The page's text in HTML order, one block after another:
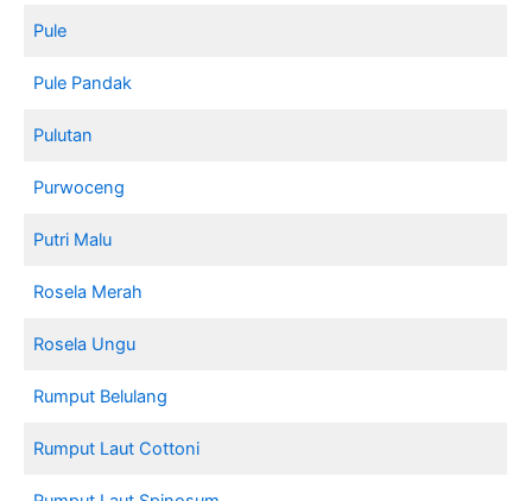
Pule
Pule Pandak
Pulutan
Purwoceng
Putri Malu
Rosela Merah
Rosela Ungu
Rumput Belulang
Rumput Laut Cottoni